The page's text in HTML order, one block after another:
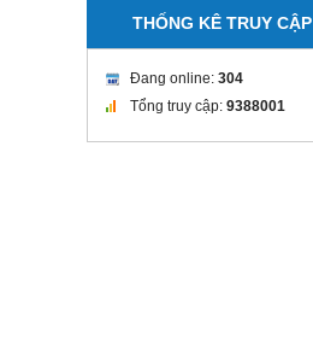
THỐNG KÊ TRUY CẬP
Đang online: 304
Tổng truy cập: 9388001